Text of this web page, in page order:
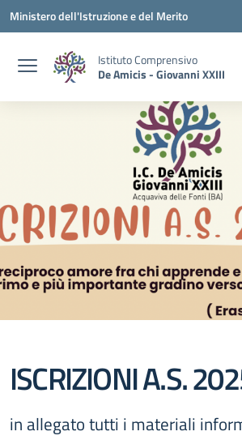
Vai ai contenuti
Vai al menu di navigazione
Vai al footer
Ministero dell'Istruzione e del Merito
Istituto Comprensivo
De Amicis - Giovanni XXIII
ISCRIZIONI A.S.
in allegato tutti i materiali